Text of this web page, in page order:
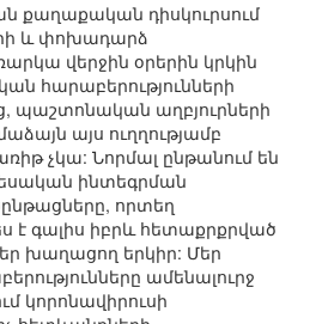
քաղաքական դիսկուրսում
և փոխադարձ
վերջին օրերին կրկին
հարաբերությունների
պաշտոնական աղբյուրների
այս ուղղությամբ
չկա: Նորմալ ընթանում են
ինտեգրման
որտեղ
է գալիս իբրև հետաքրքրված
խաղացող երկիր: Մեր
ամենալուրջ
կորոնավիրուսի